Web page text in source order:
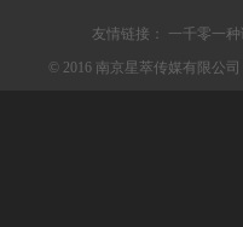
友情链接：
一千零一
© 2016 南京星萃传媒有限公司